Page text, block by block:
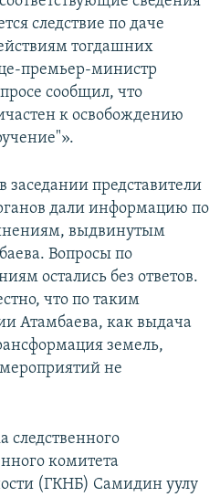
следствие по даче
тогдашних
премьер-министр
сообщил, что
к освобождению
представители
дали информацию по
выдвинутым
Вопросы по
остались без ответов.
что по таким
Атамбаева, как выдача
земель,
не
следственного
комитета
(ГКНБ) Самидин уулу